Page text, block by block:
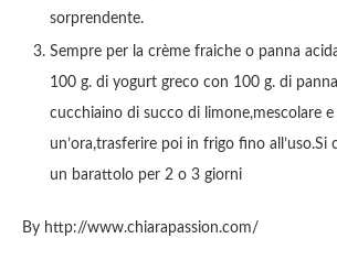
sorprendente.
Sempre per la crème fraiche o panna
100 g. di yogurt greco con 100 g. di
cucchiaino di succo di limone,mescolare
un’ora,trasferire poi in frigo fino all’uso.Si
un barattolo per 2 o 3 giorni
By http://www.chiarapassion.com/